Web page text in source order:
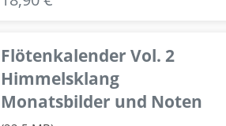
Flötenkalender Vol. 2
Himmelsklang
Monatsbilder und Noten